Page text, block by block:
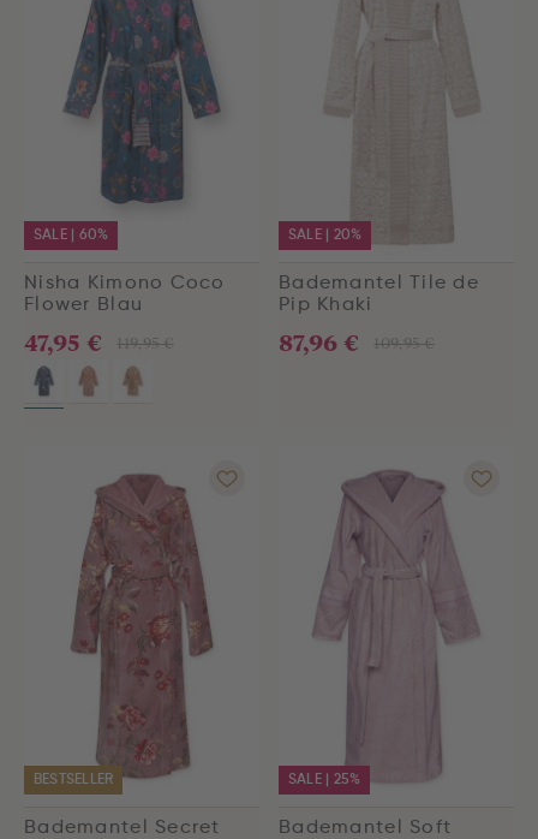
SALE | 60%
Nisha Kimono Coco
Flower Blau
119,95 €
47,95 €
SALE | 20%
Bademantel Tile de
Pip Khaki
109,95 €
87,96 €
BESTSELLER
Bademantel Secret
SALE | 25%
Bademantel Soft